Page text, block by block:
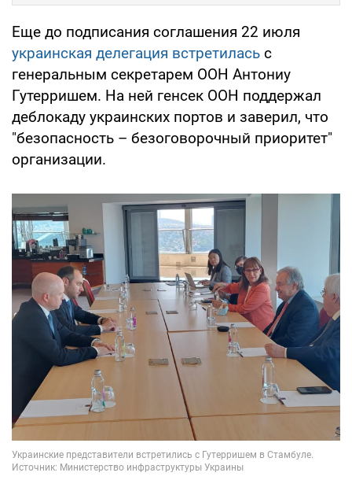
Еще до подписания соглашения 22 июля
украинская делегация встретилась с
генеральным секретарем ООН Антониу
Гутерришем. На ней генсек ООН поддержал
деблокаду украинских портов и заверил, что
"безопасность – безоговорочный приоритет"
организации.